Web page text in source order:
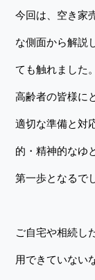
今回は、空き家
な側面から解説
ても触れました。
高齢者の皆様に
適切な準備と対
的・精神的なゆ
第一歩となるで
ご自宅や相続し
用できていない